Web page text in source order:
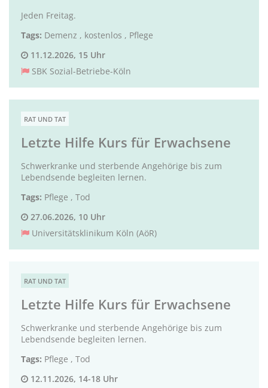
Jeden Freitag.
Tags: Demenz , kostenlos , Pflege
11.12.2026, 15 Uhr
SBK Sozial-Betriebe-Köln
RAT UND TAT
Letzte Hilfe Kurs für Erwachsene
Schwerkranke und sterbende Angehörige bis zum
Lebendsende begleiten lernen.
Tags: Pflege , Tod
27.06.2026, 10 Uhr
Universitätsklinikum Köln (AöR)
RAT UND TAT
Letzte Hilfe Kurs für Erwachsene
Schwerkranke und sterbende Angehörige bis zum
Lebendsende begleiten lernen.
Tags: Pflege , Tod
12.11.2026, 14-18 Uhr